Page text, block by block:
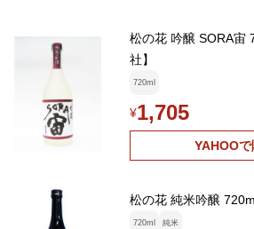
松の花 吟醸 SORA宙
社】
720ml
¥1,705
YAHOO
松の花 純米吟醸
720ml 純米